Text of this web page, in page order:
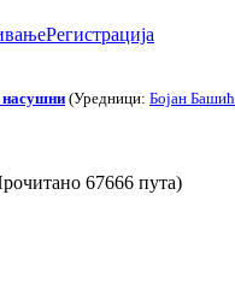
Регистрација
насушни (Уредници: Бојан Башић
67666 пута)